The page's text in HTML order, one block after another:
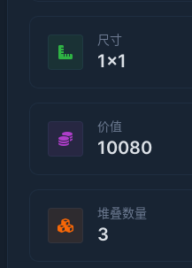
尺寸
1×1
价值
10080
堆叠数量
3